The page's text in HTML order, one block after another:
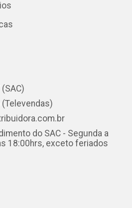
do SAC - Segunda a
18:00hrs, exceto feriados